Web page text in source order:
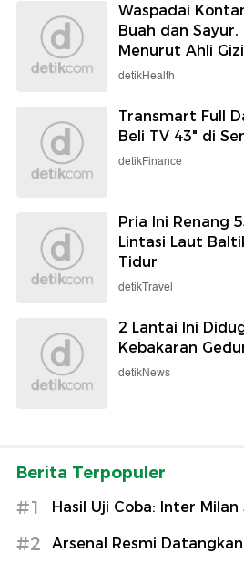
Waspadai
Buah dan
Menurut Ahli Gizi
detikHealth
Transmart Full
Beli TV 43" di
detikFinance
Pria Ini Renang
Lintasi Laut
Tidur
detikTravel
2 Lantai Ini
Kebakaran
detikNews
Berita Terpopuler
#1 Hasil Uji Coba: Inter
#2 Arsenal Resmi